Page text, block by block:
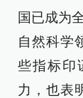
国已成为
自然科学
些指标印
力，也表